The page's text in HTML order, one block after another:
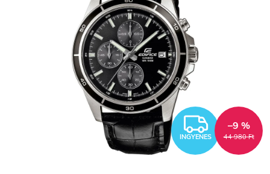
INGYENES 44 980 Ft
–9 %